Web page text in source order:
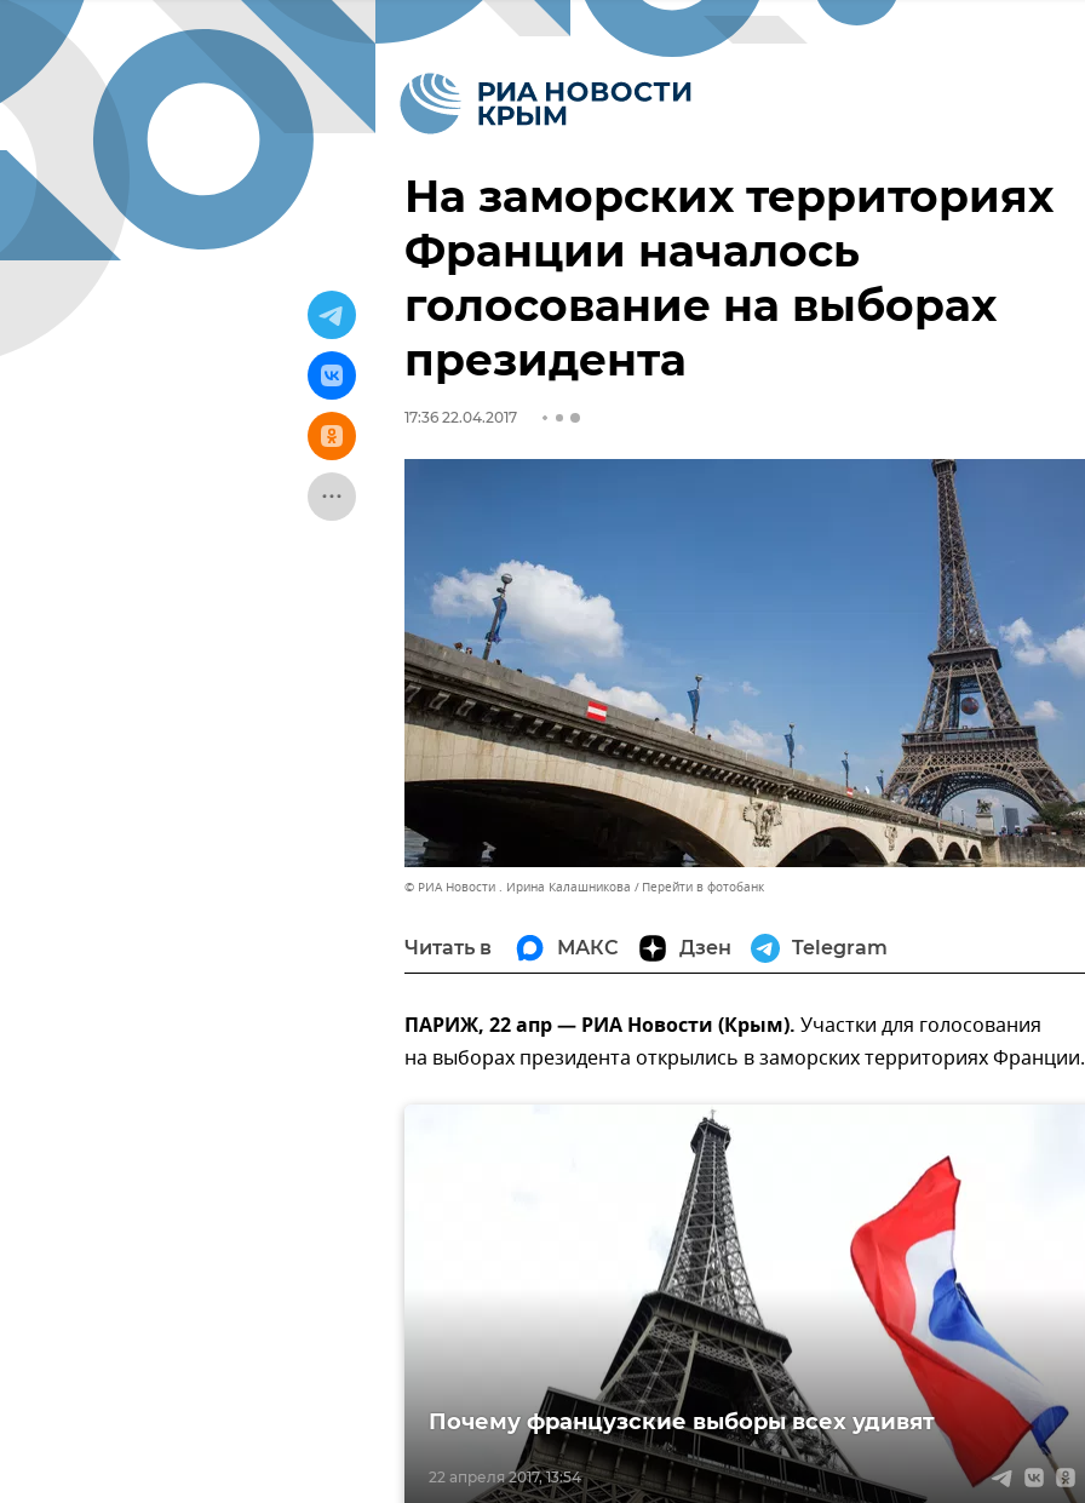
На заморских территориях
Франции началось
голосование на выборах
президента
17:36 22.04.2017
© РИА Новости . Ирина Калашникова Перейти в фотобанк
Читать в МАКС Дзен Telegram
ПАРИЖ, 22 апр — РИА Новости (Крым). Участки для голосования
на выборах президента открылись в заморских территориях Франции.
22 апреля 2017, 13:54
Почему французские выборы всех удивят